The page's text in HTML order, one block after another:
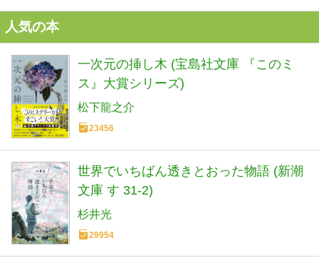
人気の本
一次元の挿し木 (宝島社文庫 『このミ
ス』大賞シリーズ)
松下龍之介
23456
世界でいちばん透きとおった物語 (新潮
文庫 す 31-2)
杉井光
29954